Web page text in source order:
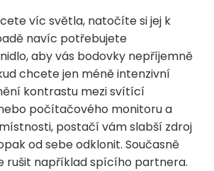
víc světla, natočíte si jej k
navíc potřebujete
aby vás bodovky nepříjemně
chcete jen méně intenzivní
kontrastu mezi svítící
počítačového monitoru a
postačí vám slabší zdroj
od sebe odklonit. Současně
rušit například spícího partnera.